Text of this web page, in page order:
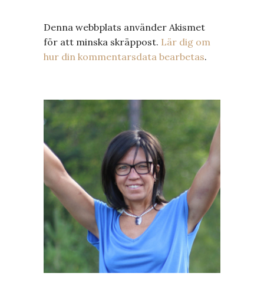
Denna webbplats använder Akismet
för att minska skräppost. Lär dig om
hur din kommentarsdata bearbetas.